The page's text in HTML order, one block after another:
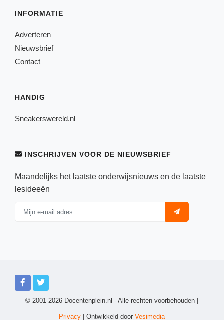
INFORMATIE
Adverteren
Nieuwsbrief
Contact
HANDIG
Sneakerswereld.nl
INSCHRIJVEN VOOR DE NIEUWSBRIEF
Maandelijks het laatste onderwijsnieuws en de laatste
lesideeën
© 2001-2026 Docentenplein.nl - Alle rechten voorbehouden |
Privacy | Ontwikkeld door Vesimedia